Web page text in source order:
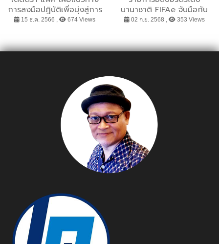
การลงมือปฎิบัติเพื่อมุ่งสู่การ
ปฎิรูประบบอาหาร
15 ธ.ค. 2566 , 674 Views
นานาชาติ FIFAe จับมือกับ
เลอโนโว ในการใช้ผลิตภัณฑ์
แชมป์รอบชิงชนะเลิศ
02 ก.ย. 2568 , 353 Views